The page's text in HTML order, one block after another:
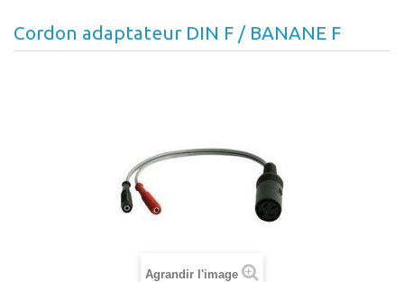
Cordon adaptateur DIN F / BANANE F
Agrandir l'image